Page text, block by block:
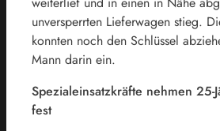
unversperrten Lieferwagen stieg.
konnten noch den Schlüssel
Mann darin ein.
Spezialeinsatzkräfte nehmen 25-
fest